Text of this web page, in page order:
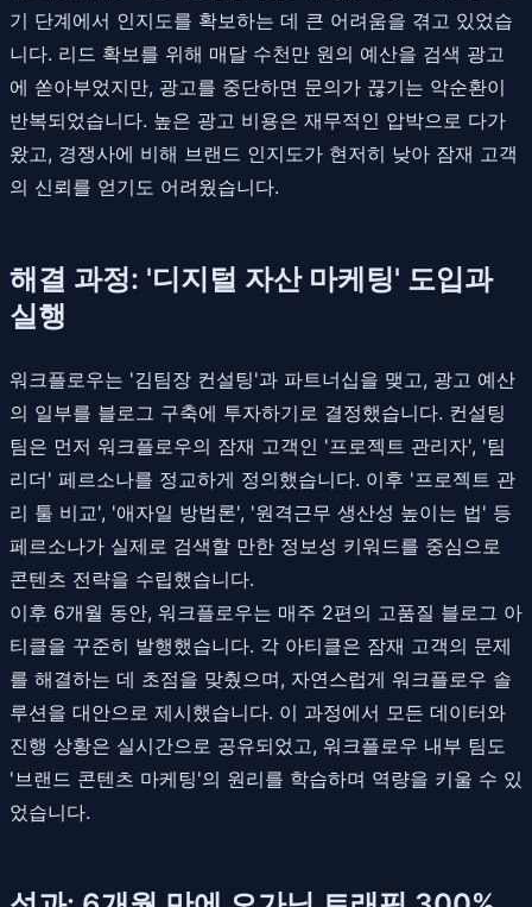
기 단계에서 인지도를 확보하는 데 큰 어려움을 겪고 있었습
니다. 리드 확보를 위해 매달 수천만 원의 예산을 검색 광고
에 쏟아부었지만, 광고를 중단하면 문의가 끊기는 악순환이
반복되었습니다. 높은 광고 비용은 재무적인 압박으로 다가
왔고, 경쟁사에 비해 브랜드 인지도가 현저히 낮아 잠재 고객
의 신뢰를 얻기도 어려웠습니다.
해결 과정: '디지털 자산 마케팅' 도입과
실행
워크플로우는 '김팀장 컨설팅'과 파트너십을 맺고, 광고 예산
의 일부를 블로그 구축에 투자하기로 결정했습니다. 컨설팅
팀은 먼저 워크플로우의 잠재 고객인 '프로젝트 관리자', '팀
리더' 페르소나를 정교하게 정의했습니다. 이후 '프로젝트 관
리 툴 비교', '애자일 방법론', '원격근무 생산성 높이는 법' 등
페르소나가 실제로 검색할 만한 정보성 키워드를 중심으로
콘텐츠 전략을 수립했습니다.
이후 6개월 동안, 워크플로우는 매주 2편의 고품질 블로그 아
티클을 꾸준히 발행했습니다. 각 아티클은 잠재 고객의 문제
를 해결하는 데 초점을 맞췄으며, 자연스럽게 워크플로우 솔
루션을 대안으로 제시했습니다. 이 과정에서 모든 데이터와
진행 상황은 실시간으로 공유되었고, 워크플로우 내부 팀도
'브랜드 콘텐츠 마케팅'의 원리를 학습하며 역량을 키울 수 있
었습니다.